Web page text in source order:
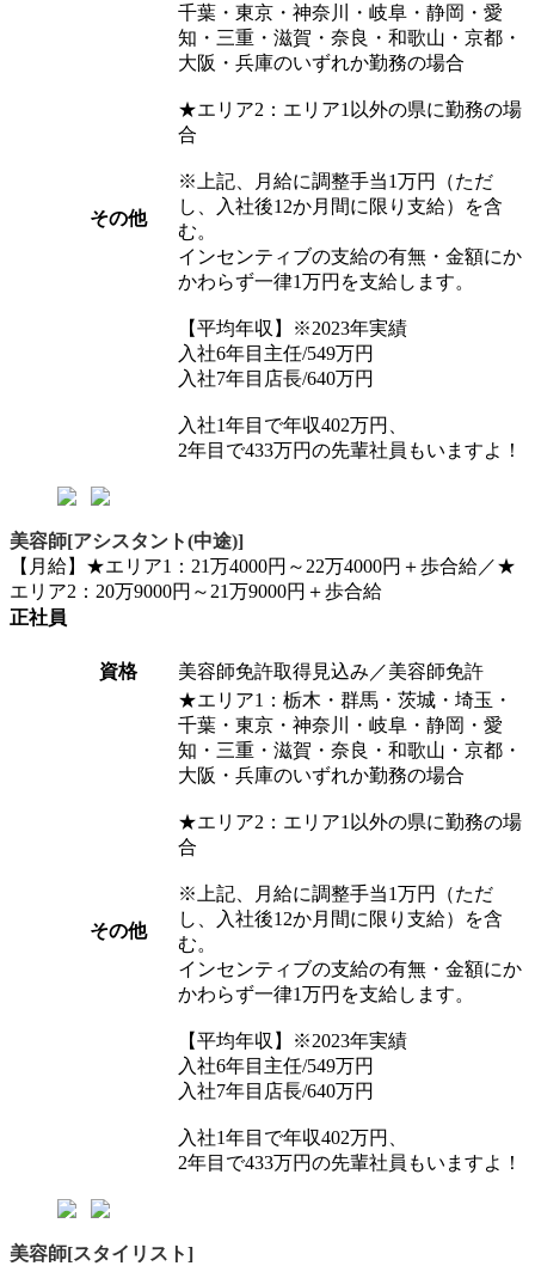
その他
千葉・東京・神奈川・岐阜・静岡・愛
知・三重・滋賀・奈良・和歌山・京都・
大阪・兵庫のいずれか勤務の場合
★エリア2：エリア1以外の県に勤務の場
合
※上記、月給に調整手当1万円（ただ
し、入社後12か月間に限り支給）を含
む。
インセンティブの支給の有無・金額にか
かわらず一律1万円を支給します。
【平均年収】※2023年実績
入社6年目主任/549万円
入社7年目店長/640万円
入社1年目で年収402万円、
2年目で433万円の先輩社員もいますよ！
美容師[アシスタント(中途)]
【月給】★エリア1：21万4000円～22万4000円＋歩合給／★
エリア2：20万9000円～21万9000円＋歩合給
正社員
資格 美容師免許取得見込み／美容師免許
その他
★エリア1：栃木・群馬・茨城・埼玉・
千葉・東京・神奈川・岐阜・静岡・愛
知・三重・滋賀・奈良・和歌山・京都・
大阪・兵庫のいずれか勤務の場合
★エリア2：エリア1以外の県に勤務の場
合
※上記、月給に調整手当1万円（ただ
し、入社後12か月間に限り支給）を含
む。
インセンティブの支給の有無・金額にか
かわらず一律1万円を支給します。
【平均年収】※2023年実績
入社6年目主任/549万円
入社7年目店長/640万円
入社1年目で年収402万円、
2年目で433万円の先輩社員もいますよ！
美容師[スタイリスト]